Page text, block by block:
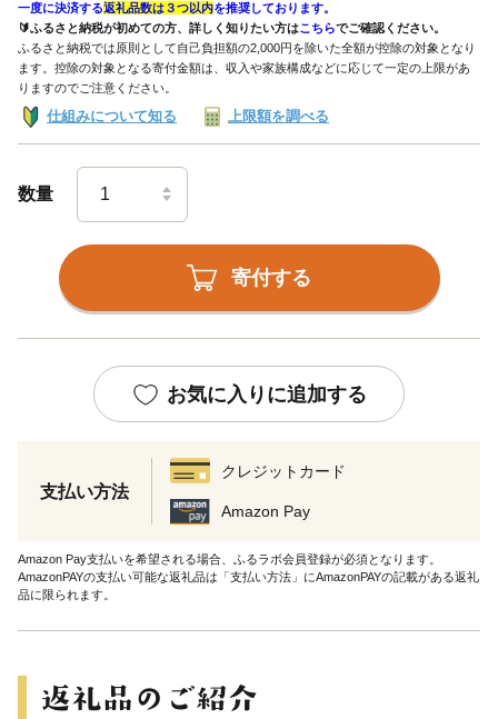
一度に決済する返礼品数は３つ以内を推奨しております。
🔰ふるさと納税が初めての方、詳しく知りたい方はこちらでご確認ください。
ふるさと納税では原則として自己負担額の2,000円を除いた全額が控除の対象となり
ます。控除の対象となる寄付金額は、収入や家族構成などに応じて一定の上限があ
りますのでご注意ください。
仕組みについて知る 上限額を調べる
数量
寄付する
お気に入りに追加する
支払い方法
クレジットカード
Amazon Pay
Amazon Pay支払いを希望される場合、ふるラボ会員登録が必須となります。
AmazonPAYの支払い可能な返礼品は「支払い方法」にAmazonPAYの記載がある返礼
品に限られます。